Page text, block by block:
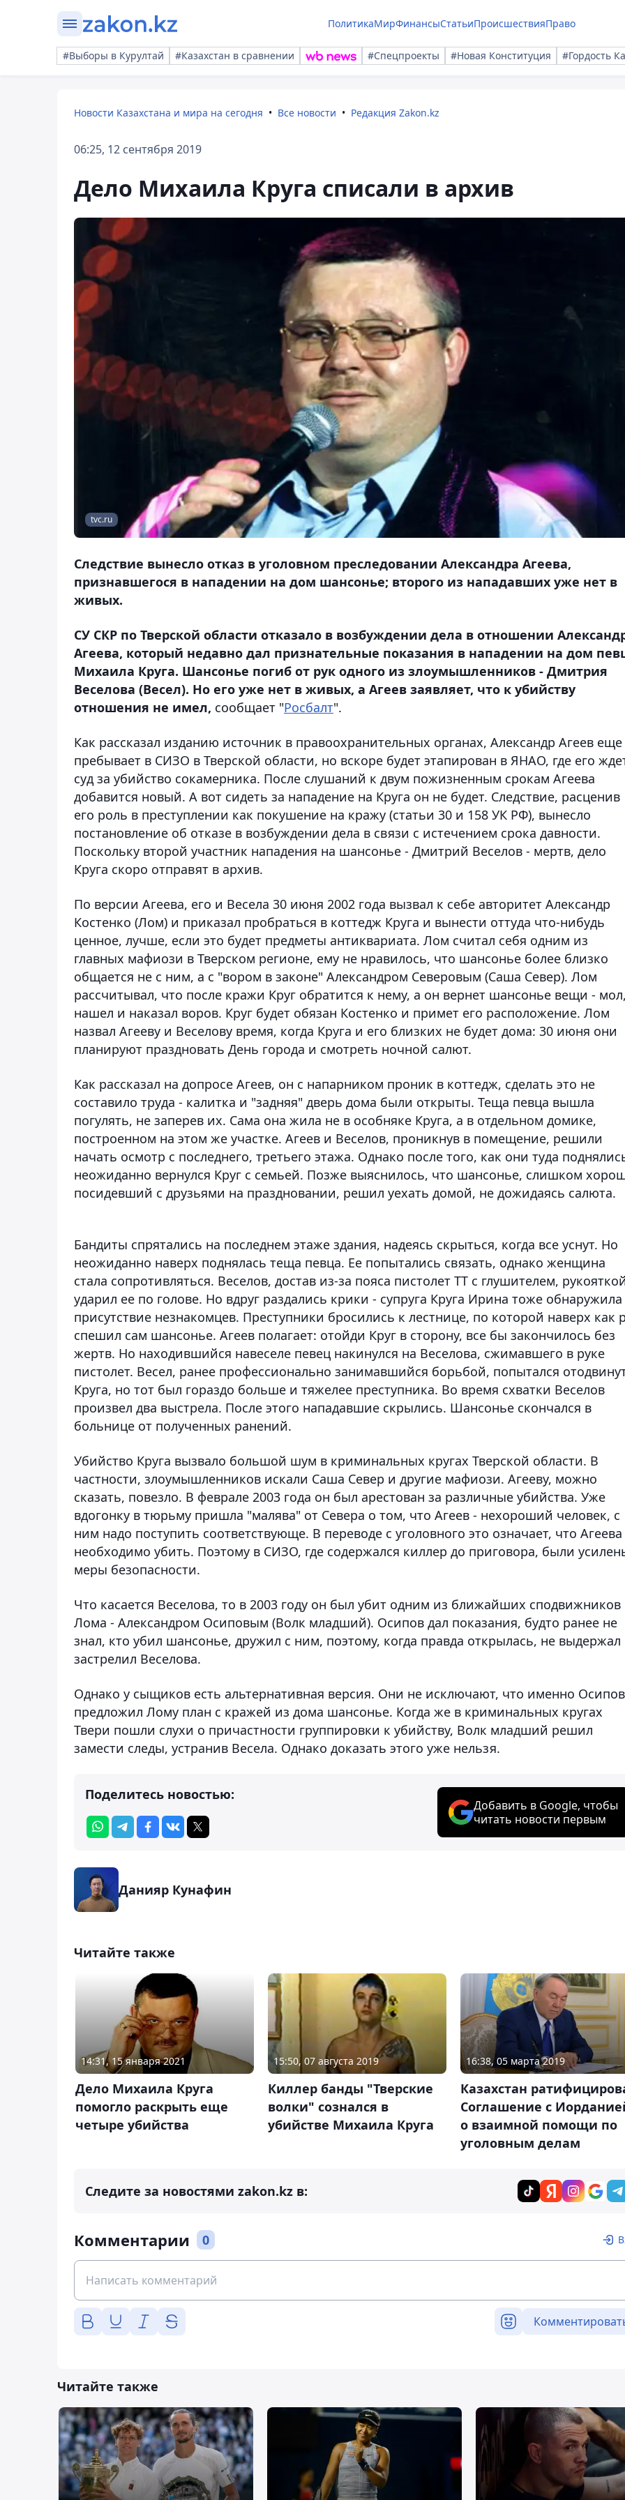
ПолитикаМирФинансыСтатьиПроисшествияПраво
#Выборы в Курултай #Казахстан в сравнении #Спецпроекты #Новая Конституция #Гордость
Новости Казахстана и мира на сегодня Все новости Редакция Zakon.kz
06:25, 12 сентября 2019
Дело Михаила Круга списали в архив
tvc.ru
Следствие вынесло отказ в уголовном преследовании Александра Агеева,
признавшегося в нападении на дом шансонье; второго из нападавших уже нет в
живых.
СУ СКР по Тверской области отказало в возбуждении дела в отношении
Агеева, который недавно дал признательные показания в нападении на дом
Михаила Круга. Шансонье погиб от рук одного из злоумышленников - Дмитрия
Веселова (Весел). Но его уже нет в живых, а Агеев заявляет, что к убийству
отношения не имел, сообщает "Росбалт".
Как рассказал изданию источник в правоохранительных органах, Александр Агеев еще
пребывает в СИЗО в Тверской области, но вскоре будет этапирован в ЯНАО, где его
суд за убийство сокамерника. После слушаний к двум пожизненным срокам Агеева
добавится новый. А вот сидеть за нападение на Круга он не будет. Следствие, расценив
его роль в преступлении как покушение на кражу (статьи 30 и 158 УК РФ), вынесло
постановление об отказе в возбуждении дела в связи с истечением срока давности.
Поскольку второй участник нападения на шансонье - Дмитрий Веселов - мертв, дело
Круга скоро отправят в архив.
По версии Агеева, его и Весела 30 июня 2002 года вызвал к себе авторитет Александр
Костенко (Лом) и приказал пробраться в коттедж Круга и вынести оттуда что-нибудь
ценное, лучше, если это будет предметы антиквариата. Лом считал себя одним из
главных мафиози в Тверском регионе, ему не нравилось, что шансонье более близко
общается не с ним, а с "вором в законе" Александром Северовым (Саша Север). Лом
рассчитывал, что после кражи Круг обратится к нему, а он вернет шансонье вещи -
нашел и наказал воров. Круг будет обязан Костенко и примет его расположение. Лом
назвал Агееву и Веселову время, когда Круга и его близких не будет дома: 30 июня они
планируют праздновать День города и смотреть ночной салют.
Как рассказал на допросе Агеев, он с напарником проник в коттедж, сделать это не
составило труда - калитка и "задняя" дверь дома были открыты. Теща певца вышла
погулять, не заперев их. Сама она жила не в особняке Круга, а в отдельном домике,
построенном на этом же участке. Агеев и Веселов, проникнув в помещение, решили
начать осмотр с последнего, третьего этажа. Однако после того, как они туда
неожиданно вернулся Круг с семьей. Позже выяснилось, что шансонье, слишком
посидевший с друзьями на праздновании, решил уехать домой, не дожидаясь салюта.
Бандиты спрятались на последнем этаже здания, надеясь скрыться, когда все уснут. Но
неожиданно наверх поднялась теща певца. Ее попытались связать, однако женщина
стала сопротивляться. Веселов, достав из-за пояса пистолет ТТ с глушителем,
ударил ее по голове. Но вдруг раздались крики - супруга Круга Ирина тоже обнаружила
присутствие незнакомцев. Преступники бросились к лестнице, по которой наверх как
спешил сам шансонье. Агеев полагает: отойди Круг в сторону, все бы закончилось без
жертв. Но находившийся навеселе певец накинулся на Веселова, сжимавшего в руке
пистолет. Весел, ранее профессионально занимавшийся борьбой, попытался
Круга, но тот был гораздо больше и тяжелее преступника. Во время схватки Веселов
произвел два выстрела. После этого нападавшие скрылись. Шансонье скончался в
больнице от полученных ранений.
Убийство Круга вызвало большой шум в криминальных кругах Тверской области. В
частности, злоумышленников искали Саша Север и другие мафиози. Агееву, можно
сказать, повезло. В феврале 2003 года он был арестован за различные убийства. Уже
вдогонку в тюрьму пришла "малява" от Севера о том, что Агеев - нехороший человек, с
ним надо поступить соответствующе. В переводе с уголовного это означает, что Агеева
необходимо убить. Поэтому в СИЗО, где содержался киллер до приговора, были
меры безопасности.
Что касается Веселова, то в 2003 году он был убит одним из ближайших сподвижников
Лома - Александром Осиповым (Волк младший). Осипов дал показания, будто ранее не
знал, кто убил шансонье, дружил с ним, поэтому, когда правда открылась, не выдержал
застрелил Веселова.
Однако у сыщиков есть альтернативная версия. Они не исключают, что именно
предложил Лому план с кражей из дома шансонье. Когда же в криминальных кругах
Твери пошли слухи о причастности группировки к убийству, Волк младший решил
замести следы, устранив Весела. Однако доказать этого уже нельзя.
Поделитесь новостью:
Добавить в Google, чтобы
читать новости первым
Данияр Кунафин
Читайте также
14:31, 15 января 2021
Дело Михаила Круга
помогло раскрыть еще
четыре убийства
15:50, 07 августа 2019
Киллер банды "Тверские
волки" сознался в
убийстве Михаила Круга
16:38, 05 марта 2019
Казахстан
Соглашение с
о взаимной помощи по
уголовным делам
Следите за новостями zakon.kz в:
Комментарии 0
Читайте также